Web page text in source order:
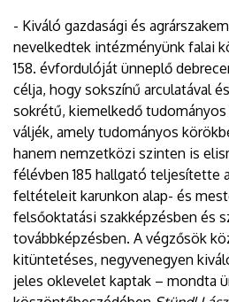
- Kiváló gazdasági és
nevelkedtek intézményünk falai
158. évfordulóját ünneplő
célja, hogy sokszínű arculatával
sokrétű, kiemelkedő
váljék, amely tudományos
hanem nemzetközi szinten is
félévben 185 hallgató teljesítette
feltételeit karunkon alap- és
felsőoktatási szakképzésben és
továbbképzésben. A végzősök
kitüntetéses, negyvenegyen
jeles oklevelet kaptak – mondta